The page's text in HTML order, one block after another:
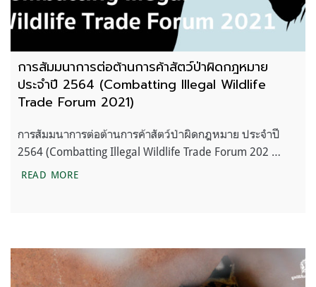
การสัมมนาการต่อต้านการค้าสัตว์ป่าผิดกฎหมาย
ประจำปี 2564 (Combatting Illegal Wildlife
Trade Forum 2021)
การสัมมนาการต่อต้านการค้าสัตว์ป่าผิดกฎหมาย ประจำปี
2564 (Combatting Illegal Wildlife Trade Forum 202 …
READ MOREการสัมมนาการต่อต้านการค้าสัตว์ป่าผิดกฎหมาย ประจ